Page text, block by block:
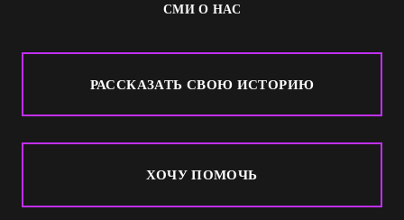
СМИ О НАС
РАССКАЗАТЬ СВОЮ ИСТОРИЮ
ХОЧУ ПОМОЧЬ